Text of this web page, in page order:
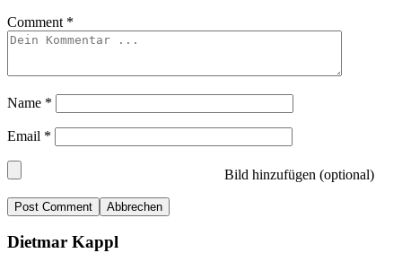
Comment *
Name *
Email *
Bild hinzufügen (optional)
Abbrechen
Dietmar Kappl